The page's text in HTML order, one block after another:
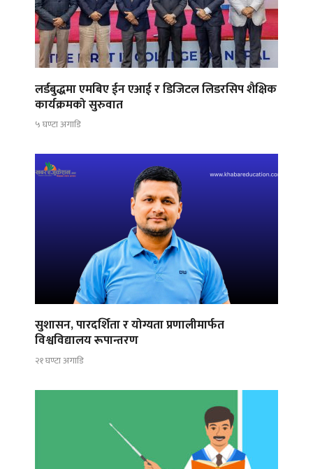
लर्डबुद्धमा एमबिए ईन एआई र डिजिटल लिडरसिप शैक्षिक
कार्यक्रमको सुरुवात
५ घण्टा अगाडि
सुशासन, पारदर्शिता र योग्यता प्रणालीमार्फत
विश्वविद्यालय रूपान्तरण
२१ घण्टा अगाडि